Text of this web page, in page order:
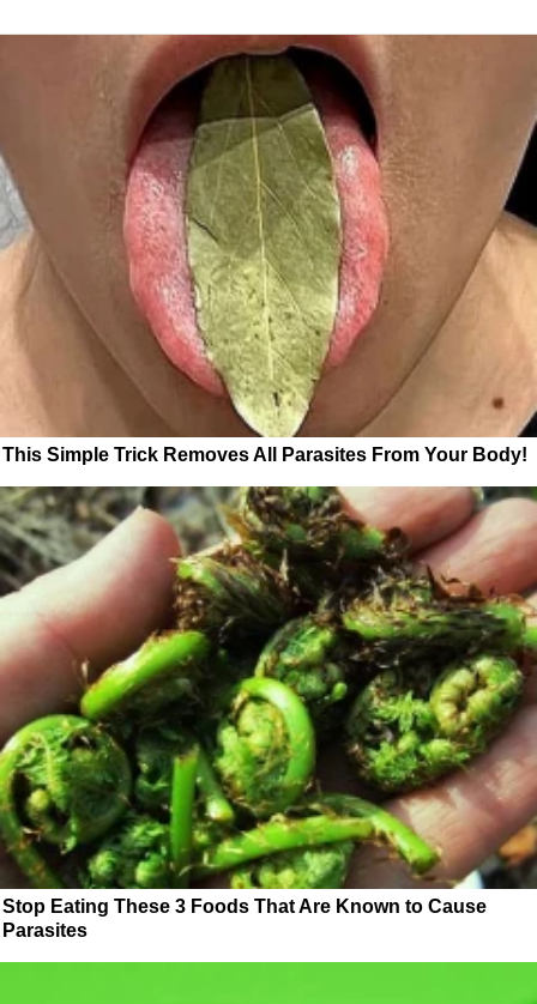
This Simple Trick Removes All Parasites From Your Body!
Stop Eating These 3 Foods That Are Known to Cause
Parasites